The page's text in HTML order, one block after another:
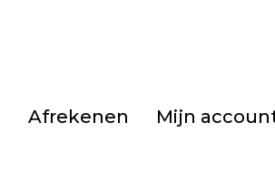
Afrekenen Mijn